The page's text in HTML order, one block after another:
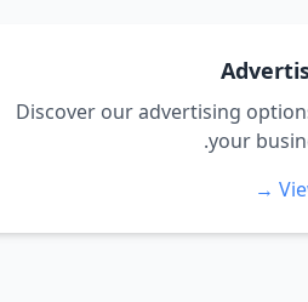
Discover our advertising
your